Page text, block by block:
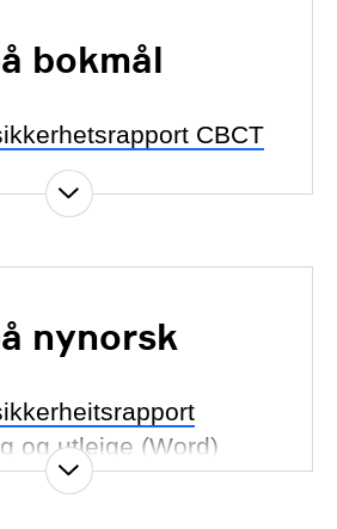
bokmål
CBCT
(Word)
og utleie (Word)
radiografi (Word)
nynorsk
og utleige (Word)